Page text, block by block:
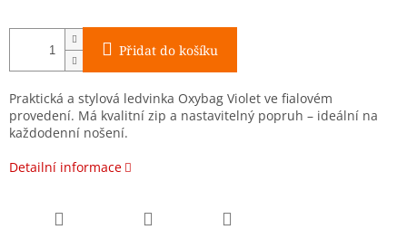
Přidat do košíku
Praktická a stylová ledvinka Oxybag Violet ve fialovém
provedení. Má kvalitní zip a nastavitelný popruh – ideální na
každodenní nošení.
Detailní informace